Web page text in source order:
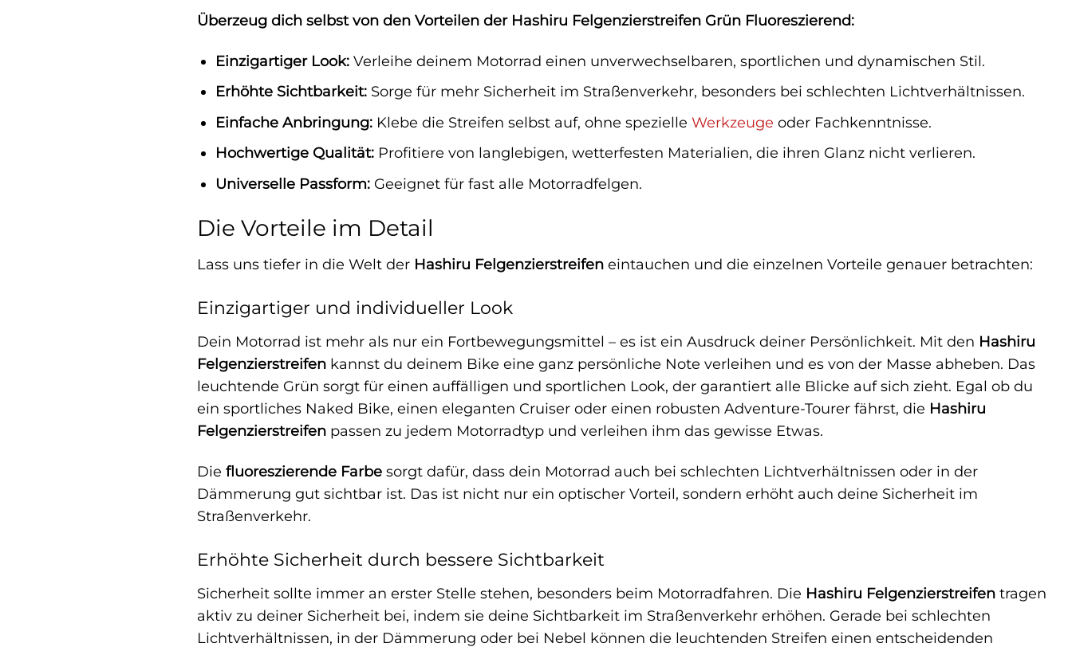
Überzeug dich selbst von den Vorteilen der Hashiru Felgenzierstreifen Grün Fluoreszierend:
Einzigartiger Look:Verleihe deinem Motorrad einen unverwechselbaren, sportlichen und dynamischen Stil.
Erhöhte Sichtbarkeit:Sorge für mehr Sicherheit im Straßenverkehr, besonders bei schlechten Lichtverhältnissen.
Einfache Anbringung:Klebe die Streifen selbst auf, ohne spezielle Werkzeuge oder Fachkenntnisse.
Hochwertige Qualität:Profitiere von langlebigen, wetterfesten Materialien, die ihren Glanz nicht verlieren.
Universelle Passform:Geeignet für fast alle Motorradfelgen.
Die Vorteile im Detail
Lass uns tiefer in die Welt der Hashiru Felgenzierstreifen eintauchen und die einzelnen Vorteile genauer betrachten:
Einzigartiger und individueller Look
Dein Motorrad ist mehr als nur ein Fortbewegungsmittel – es ist ein Ausdruck deiner Persönlichkeit. Mit den Hashiru
Felgenzierstreifen kannst du deinem Bike eine ganz persönliche Note verleihen und es von der Masse abheben. Das
leuchtende Grün sorgt für einen auffälligen und sportlichen Look, der garantiert alle Blicke auf sich zieht. Egal ob du
ein sportliches Naked Bike, einen eleganten Cruiser oder einen robusten Adventure-Tourer fährst, die Hashiru
Felgenzierstreifen passen zu jedem Motorradtyp und verleihen ihm das gewisse Etwas.
Die fluoreszierende Farbe sorgt dafür, dass dein Motorrad auch bei schlechten Lichtverhältnissen oder in der
Dämmerung gut sichtbar ist. Das ist nicht nur ein optischer Vorteil, sondern erhöht auch deine Sicherheit im
Straßenverkehr.
Erhöhte Sicherheit durch bessere Sichtbarkeit
Sicherheit sollte immer an erster Stelle stehen, besonders beim Motorradfahren. Die Hashiru Felgenzierstreifen tragen
aktiv zu deiner Sicherheit bei, indem sie deine Sichtbarkeit im Straßenverkehr erhöhen. Gerade bei schlechten
Lichtverhältnissen, in der Dämmerung oder bei Nebel können die leuchtenden Streifen einen entscheidenden